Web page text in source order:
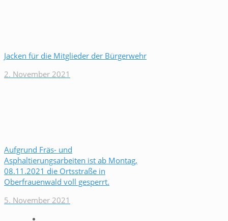
Jacken für die Mitglieder der Bürgerwehr
2. November 2021
Aufgrund Fräs- und
Asphaltierungsarbeiten ist ab Montag,
08.11.2021 die Ortsstraße in
Oberfrauenwald voll gesperrt.
5. November 2021